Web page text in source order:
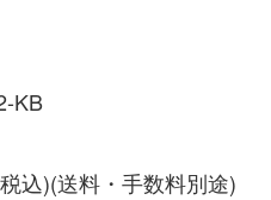
送料・手数料別途)